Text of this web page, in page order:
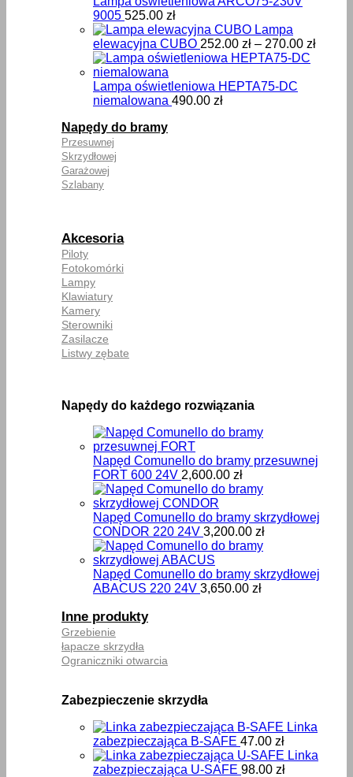
9005 525.00 zł
Lampa
elewacyjna CUBO 252.00 zł – 270.00 złZakres
Lampa oświetleniowa HEPTA75-DC
niemalowana 490.00 zł
Napędy do bramy
Przesuwnej
Skrzydłowej
Garażowej
Szlabany
Akcesoria
Piloty
Fotokomórki
Lampy
Klawiatury
Kamery
Sterowniki
Zasilacze
Listwy zębate
Napędy do każdego rozwiązania
Napęd Comunello do bramy przesuwnej
FORT 600 24V 2,600.00 zł
Napęd Comunello do bramy skrzydłowej
CONDOR 220 24V 3,200.00 zł
Napęd Comunello do bramy skrzydłowej
ABACUS 220 24V 3,650.00 zł
Inne produkty
Grzebienie
łapacze skrzydła
Ograniczniki otwarcia
Zabezpieczenie skrzydła
Linka
zabezpieczająca B-SAFE 47.00 zł
Linka
zabezpieczająca U-SAFE 98.00 zł